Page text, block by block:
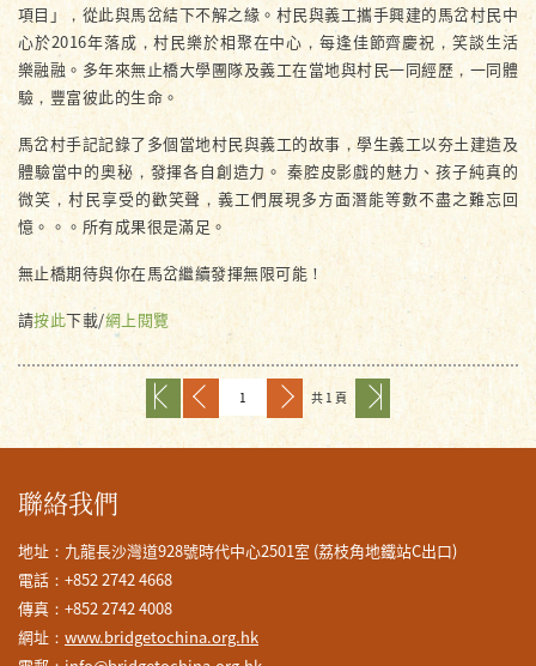
項目」，從此與馬岔結下不解之緣。村民與義工攜手興建的馬岔村民中
心於2016年落成，村民樂於相聚在中心，每逢佳節齊慶祝，笑談生活
樂融融。多年來無止橋大學團隊及義工在當地與村民一同經歷，一同體
驗，豐富彼此的生命。
馬岔村手記記錄了多個當地村民與義工的故事，學生義工以夯土建造及
體驗當中的奧秘，發揮各自創造力。 秦腔皮影戲的魅力、孩子純真的
微笑，村民享受的歡笑聲，義工們展現多方面潛能等數不盡之難忘回
憶。。。所有成果很是滿足。
無止橋期待與你在馬岔繼續發揮無限可能！
請按此下載/網上閱覽
共 1 頁
聯絡我們
地址：九龍長沙灣道928號時代中心2501室 (荔枝角地鐵站C出口)
電話：+852 2742 4668
傳真：+852 2742 4008
網址： www.bridgetochina.org.hk